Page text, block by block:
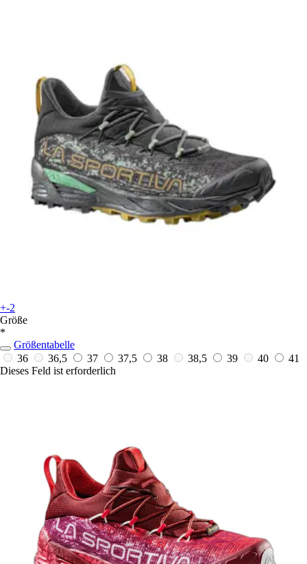
+-2
Größe
*
Größentabelle
36
36,5 37 37,5 38 38,5 39 40
41
Dieses Feld ist erforderlich